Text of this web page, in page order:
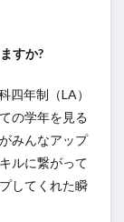
すか?
四年制（LA）
の学年を見る
みんなアップ
ルに繋がって
してくれた瞬